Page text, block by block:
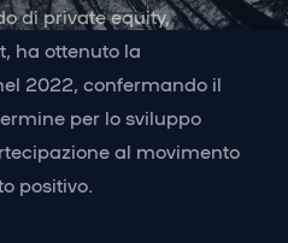
di private equity,
ha ottenuto la
2022, confermando il
per lo sviluppo
al movimento
positivo.